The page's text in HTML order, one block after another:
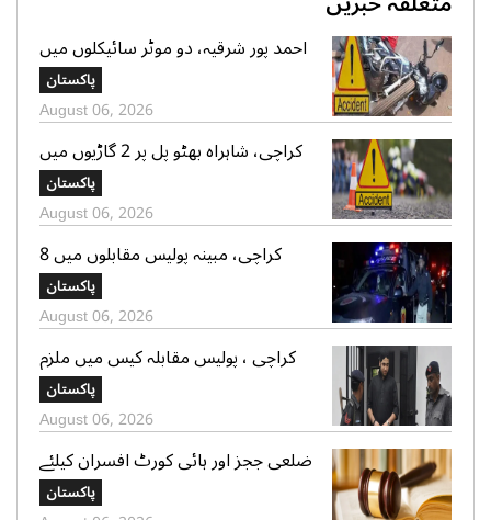
احمد پور شرقیہ، دو موٹر سائیکلوں میں
پاکستان
August 06, 2026
کراچی، شاہراہ بھٹو پل پر 2 گاڑیوں میں
پاکستان
August 06, 2026
کراچی، مبینہ پولیس مقابلوں میں 8
زخمی سمیت 12 ڈاکو گرفتار، اسلحہ،
موبائل فونز، کیش رقم اور موٹر سائیکلیں
برآمد
پاکستان
August 06, 2026
کراچی ، پولیس مقابلہ کیس میں ملزم
شاہ زیب کی دو مقدمات میں ضمانت
منظور، 70،70 ہزار روپے کے مچلکے جمع
کروانے کا حکم
پاکستان
August 06, 2026
ضلعی ججز اور ہائی کورٹ افسران کیلئے
ٹرانسپورٹ مونیٹائزیشن الائونس میں
اضافہ،نوٹیفیکیشن جاری
پاکستان